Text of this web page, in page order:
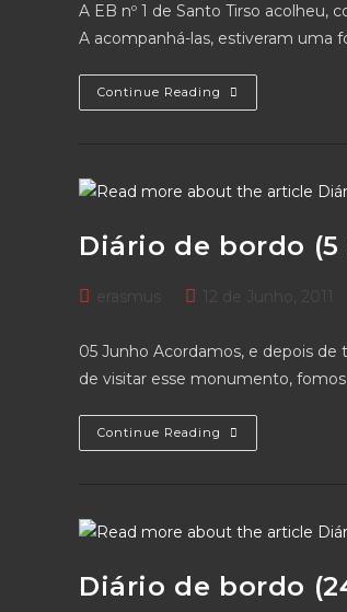
A EB nº 1 de Santo Tirso acolheu,
A acompanhá-las, estiveram uma
Continue Reading EB
Nº
Reforça
Parceria
Diário de bordo (5
Posterasmus
Post
05 Junho Acordamos, e depois
de visitar esse monumento,
Continue Reading Diário
De
De
Junho)
E
Marisa
Diário de bordo